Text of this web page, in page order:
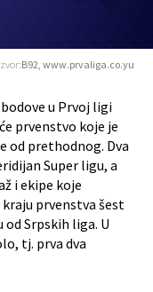
B92, www.prvaliga.co.yu
u Prvoj ligi
prvenstvo koje je
od prethodnog. Dva
Super ligu, a
i ekipe koje
kraju prvenstva šest
Srpskih liga. U
tj. prva dva